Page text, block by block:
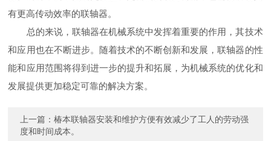
有更高传动效率的联轴器。
总的来说，联轴器在机械系统中发挥着重要的作用，其技术
和应用也在不断进步。随着技术的不断创新和发展，联轴器的性
能和应用范围将得到进一步的提升和拓展，为机械系统的优化和
发展提供更加稳定可靠的解决方案。
上一篇：椿本联轴器安装和维护方便有效减少了工人的劳动强
度和时间成本。